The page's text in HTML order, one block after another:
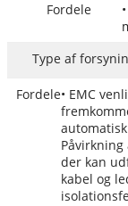
• EMC
der kan
kabel og